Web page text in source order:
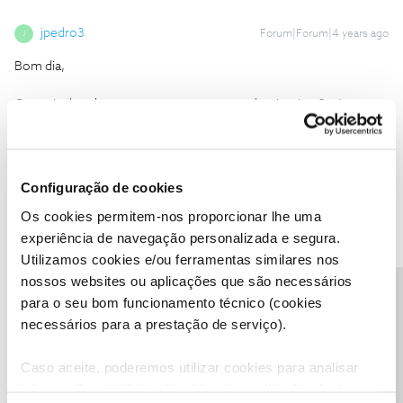
Configuração de cookies
Os cookies permitem-nos proporcionar lhe uma
experiência de navegação personalizada e segura.
Utilizamos cookies e/ou ferramentas similares nos
nossos websites ou aplicações que são necessários
para o seu bom funcionamento técnico (cookies
necessários para a prestação de serviço).
Caso aceite, poderemos utilizar cookies para analisar
jpedro3 Forum|Forum|4 years ago
Bom dia,
de telemóvel e a banda larga movel, ficando assim com o serviço
tendo qualquer penalização.
Isto porque vou mudar de casa, e queria passar estes 2 números
para o contrato já existente na outra morada(outro operador).
João H. Forum|Forum|4 years ago